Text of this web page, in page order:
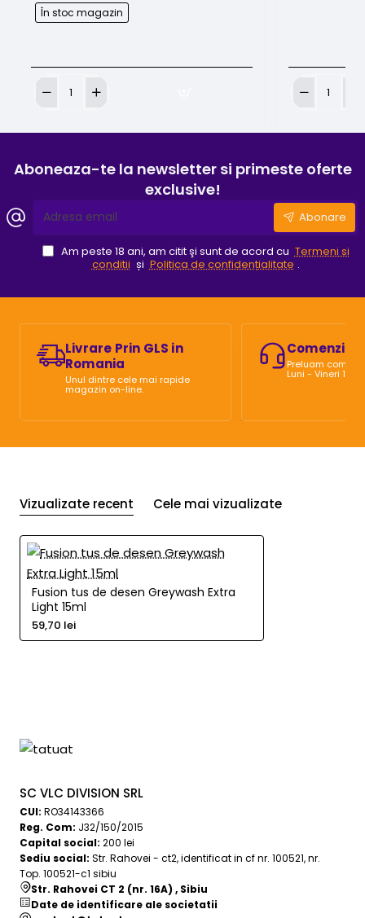
În stoc magazin
Branula
gri
Acumulator
masinile
Aboneaza-te la newsletter si primeste oferte
exclusive!
email
Abonare
Am peste 18 ani, am citit şi sunt de acord cu Termeni si
conditii și Politica de confidențialitate .
Livrare Prin GLS in
Romania
Unul dintre cele mai rapide
magazin on-line.
Comenzi
Preluam
Luni - Vineri
Vizualizate recent Cele mai vizualizate
Fusion tus de desen Greywash Extra
Light 15ml
59,70 lei
SC VLC DIVISION SRL
CUI: RO34143366
Reg. Com: J32/150/2015
Capital social: 200 lei
Sediu social: Str. Rahovei - ct2, identificat in cf nr. 100521, nr.
Top. 100521-c1 sibiu
Str. Rahovei CT 2 (nr. 16A) , Sibiu
Date de identificare ale societatii